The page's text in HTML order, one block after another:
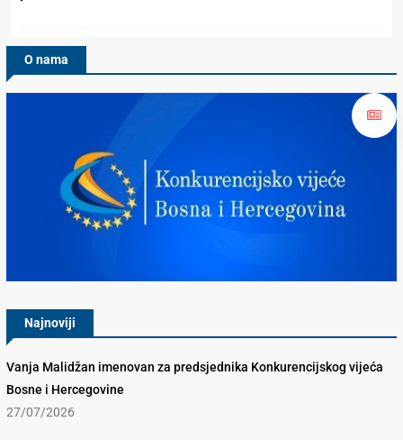
O nama
Najnoviji
Vanja Malidžan imenovan za predsjednika Konkurencijskog vijeća
Bosne i Hercegovine
27/07/2026